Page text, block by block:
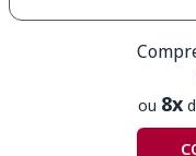
ou 8x